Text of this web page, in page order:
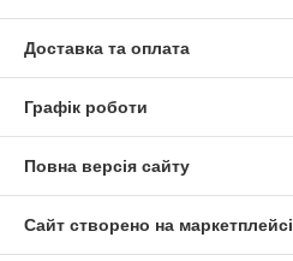
Доставка та оплата
Графік роботи
Повна версія сайту
Сайт створено на маркетплейсі